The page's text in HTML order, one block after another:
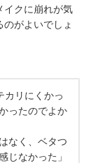
イクに崩れが気
がよいでしょ
カリにくかっ
ったのでよか
なく、ベタつ
じなかった」